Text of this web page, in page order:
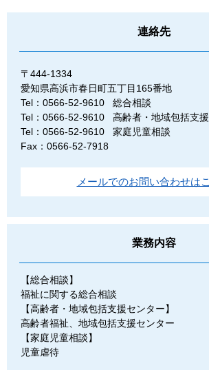
連絡先
〒444-1334
愛知県高浜市春日町五丁目165番地
Tel：0566-52-9610
総合相談
Tel：0566-52-9610
高齢者・地域包括支
Tel：0566-52-9610
家庭児童相談
Fax：0566-52-7918
メールでのお問い合わせは
業務内容
【総合相談】
福祉に関する総合相談
【高齢者・地域包括支援センター】
高齢者福祉、地域包括支援センター
【家庭児童相談】
児童虐待